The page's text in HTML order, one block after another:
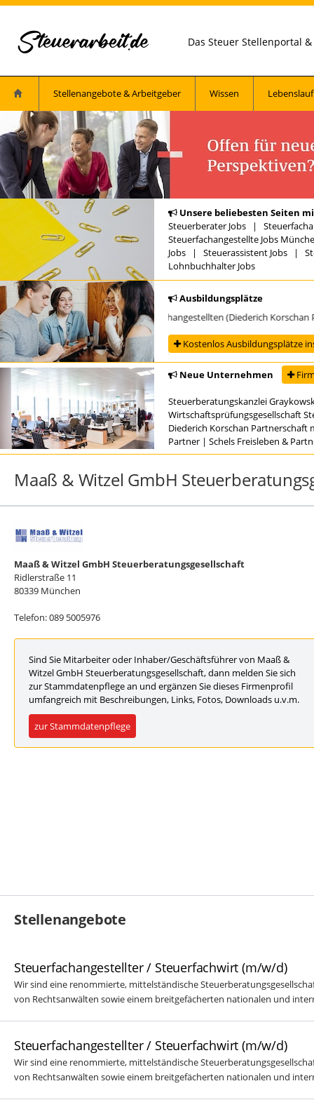
Das Steuer Stellenportal
Stellenangebote & Arbeitgeber Wissen Lebenslauf
Unsere beliebesten Seiten
Steuerberater Jobs |
Steuerfachangestellte Jobs
Jobs | Steuerassistent Jobs |
Lohnbuchhalter Jobs
Ausbildungsplätze
Ausbildung zur/zum Steuerfachangestellten (Diederich Korschan
Kostenlos Ausbildungsplätze
Neue Unternehmen
Steuerberatungskanzlei
Wirtschaftsprüfungsgesellschaft
Diederich Korschan Partnerschaft
Partner | Schels Freisleben &
Maaß & Witzel GmbH
Maaß & Witzel GmbH Steuerberatungsgesellschaft
Ridlerstraße 11
80339 München
Telefon: 089 5005976
Sind Sie Mitarbeiter oder Inhaber/Geschäftsführer von Maaß &
Witzel GmbH Steuerberatungsgesellschaft, dann melden Sie sich
zur Stammdatenpflege an und ergänzen Sie dieses Firmenprofil
umfangreich mit Beschreibungen, Links, Fotos, Downloads u.v.m.
zur Stammdatenpflege
Stellenangebote
Steuerfachangestellter / Steuerfachwirt (m/w/d)
Wir sind eine renommierte, mittelständische
von Rechtsanwälten sowie einem breitgefächerten nationalen und
Steuerfachangestellter / Steuerfachwirt (m/w/d)
Wir sind eine renommierte, mittelständische
von Rechtsanwälten sowie einem breitgefächerten nationalen und